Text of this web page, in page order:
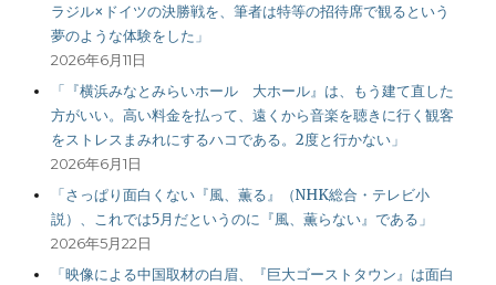
ラジル×ドイツの決勝戦を、筆者は特等の招待席で観るという
夢のような体験をした」
2026年6月11日
「『横浜みなとみらいホール 大ホール』は、もう建て直した
方がいい。高い料金を払って、遠くから音楽を聴きに行く観客
をストレスまみれにするハコである。2度と行かない」
2026年6月1日
「さっぱり面白くない『風、薫る』（NHK総合・テレビ小
説）、これでは5月だというのに『風、薫らない』である」
2026年5月22日
「映像による中国取材の白眉、『巨大ゴーストタウン』は面白